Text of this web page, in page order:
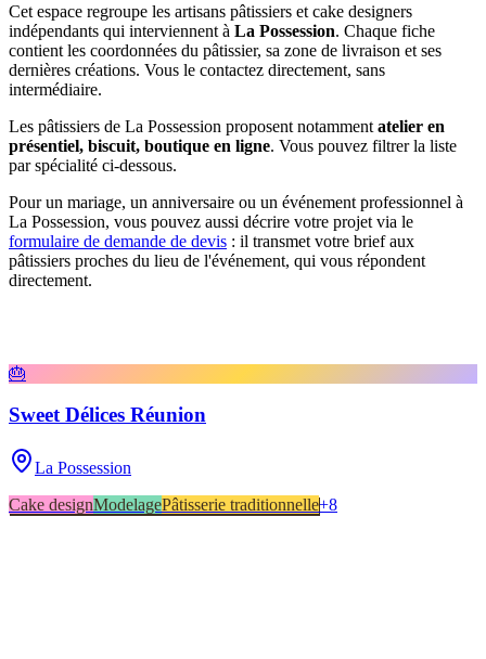
Cet espace regroupe les artisans pâtissiers et cake designers
indépendants qui interviennent à La Possession. Chaque fiche
contient les coordonnées du pâtissier, sa zone de livraison et ses
dernières créations. Vous le contactez directement, sans
intermédiaire.
Les pâtissiers de La Possession proposent notamment atelier en
présentiel, biscuit, boutique en ligne. Vous pouvez filtrer la liste
par spécialité ci-dessous.
Pour un mariage, un anniversaire ou un événement professionnel à
La Possession, vous pouvez aussi décrire votre projet via le
formulaire de demande de devis : il transmet votre brief aux
pâtissiers proches du lieu de l'événement, qui vous répondent
directement.
🎂
Sweet Délices Réunion
La Possession
Cake designModelagePâtisserie traditionnelle+8